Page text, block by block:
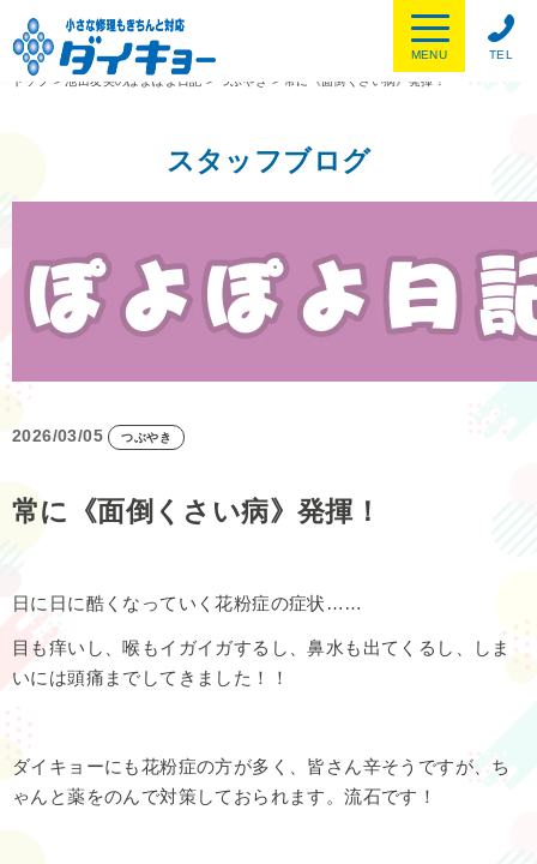
TEL
MENU
トップ
> 池田友美のぽよぽよ日記 > つぶやき > 常に《面倒くさい病》発揮！
スタッフブログ
2026/03/05 つぶやき
常に《面倒くさい病》発揮！
日に日に酷くなっていく花粉症の症状……
目も痒いし、喉もイガイガするし、鼻水も出てくるし、しま
いには頭痛までしてきました！！
ダイキョーにも花粉症の方が多く、皆さん辛そうですが、ち
ゃんと薬をのんで対策しておられます。流石です！